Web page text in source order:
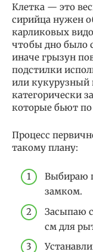
Клетка — это
сирийца нужен
карликовых
чтобы дно было
иначе грызун
подстилки
или кукурузный
категорически
которые бьют по
Процесс
такому плану:
Выбираю
замком.
Засыпаю
см для